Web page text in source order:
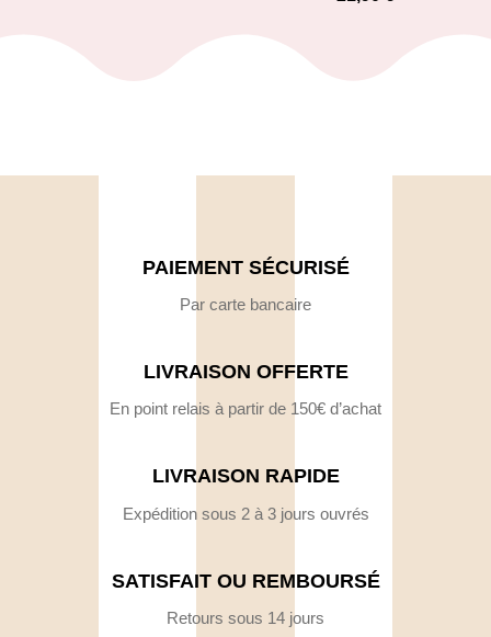
PAIEMENT SÉCURISÉ
Par carte bancaire
LIVRAISON OFFERTE
En point relais à partir de 150€ d’achat
LIVRAISON RAPIDE
Expédition sous 2 à 3 jours ouvrés
SATISFAIT OU REMBOURSÉ
Retours sous 14 jours